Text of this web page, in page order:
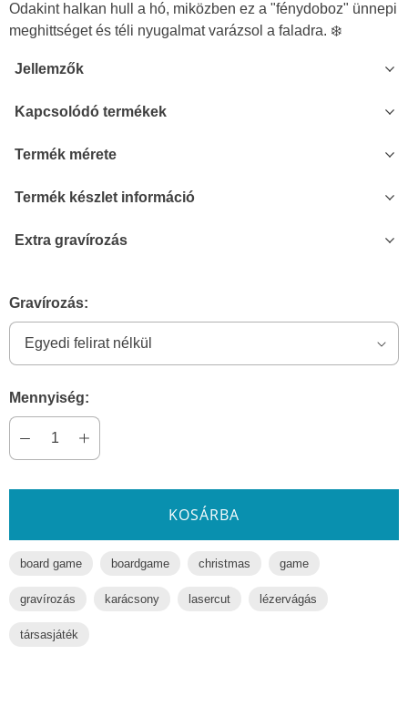
Odakint halkan hull a hó, miközben ez a "fénydoboz" ünnepi
meghittséget és téli nyugalmat varázsol a faladra. ❄️
Jellemzők
Kapcsolódó termékek
Termék mérete
Termék készlet információ
Extra gravírozás
Gravírozás:
Mennyiség:
KOSÁRBA
board game boardgame christmas game
gravírozás karácsony lasercut lézervágás
társasjáték